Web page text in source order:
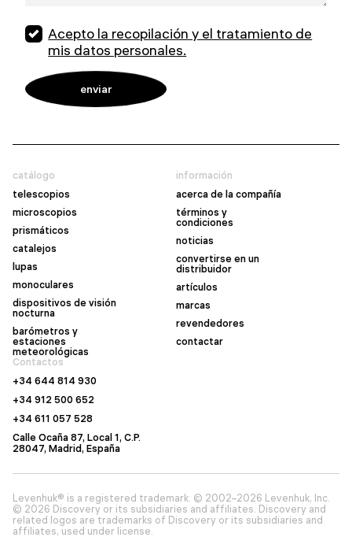
Acepto la recopilación y el tratamiento de
mis datos personales.
catálogo
telescopios
microscopios
prismáticos
catalejos
lupas
monoculares
dispositivos de visión
nocturna
barómetros y
estaciones
meteorológicas
información
acerca de la compañía
términos y
condiciones
noticias
convertirse en un
distribuidor
artículos
marcas
revendedores
contactar
Contactos
+34 644 814 930
+34 912 500 652
+34 611 057 528
Calle Ocaña 87, Local 1, C.P.
28047, Madrid, España
Levenhuk® is a registered trademark. © 2002–2026 Levenhuk, Inc.
© 2026 Discovery or its subsidiaries and affiliates. Discovery and
related logos are trademarks of Discovery or its subsidiaries and
affiliates, used under license.